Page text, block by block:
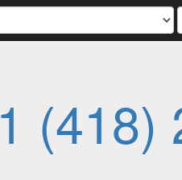
1 (418)